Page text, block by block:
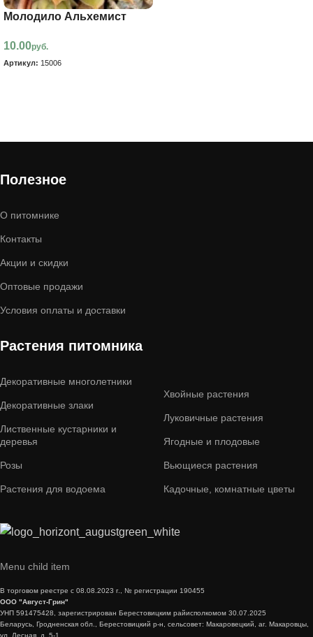
Молодило Альхемист
10.00руб.
Артикул: 15006
Полезное
О питомнике
Контакты
Акции и скидки
Оптовые продажи
Условия оплаты и доставки
Растения питомника
Декоративные многолетники
Декоративные злаки
Лиственные кустарники и
деревья
Розы
Растения для водоема
Хвойные растения
Луковичные растения
Ягодные и плодовые
Вьющиеся растения
Кадочные, комнатные цветы
Menu child item
В торговом реестре с 08.08.2023 г., № регистрации 190455
ООО "Август-Грин"
УНП 591475428, зарегистрирован Берестовицким райисполкомом 30.07.2025
Беларусь, Гродненская обл., Берестовицкий р-н, сельсовет: Макаровецкий, аг. Макаровцы,
ул. Лесная, д. 5-1